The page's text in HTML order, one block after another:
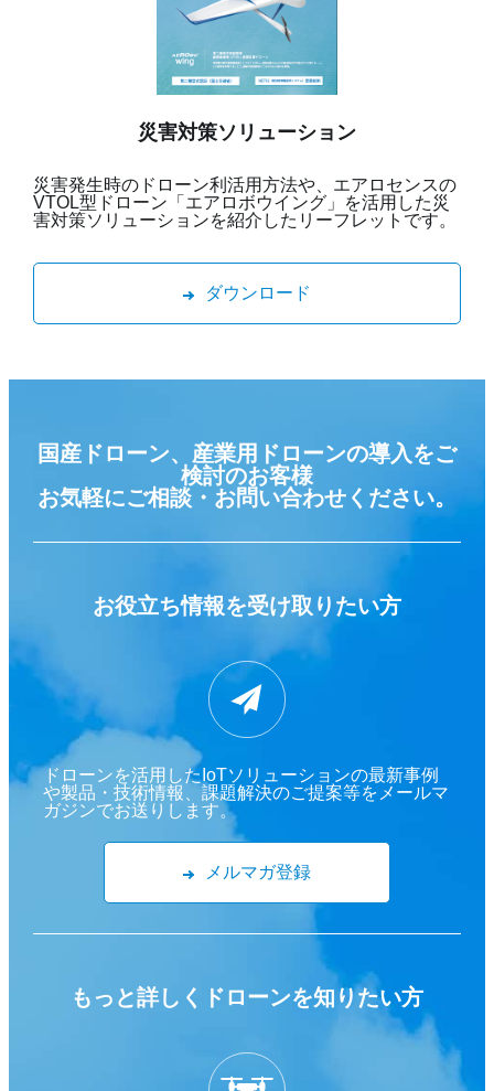
災害対策ソリューション
災害発生時のドローン利活用方法や、エアロセンスの
VTOL型ドローン「エアロボウイング」を活用した災
害対策ソリューションを紹介したリーフレットです。
ダウンロード
国産ドローン、産業用ドローンの導入をご
検討のお客様
お気軽にご相談・お問い合わせください。
お役立ち情報を受け取りたい方
ドローンを活用したIoTソリューションの最新事例
や製品・技術情報、課題解決のご提案等をメールマ
ガジンでお送りします。
メルマガ登録
もっと詳しくドローンを知りたい方